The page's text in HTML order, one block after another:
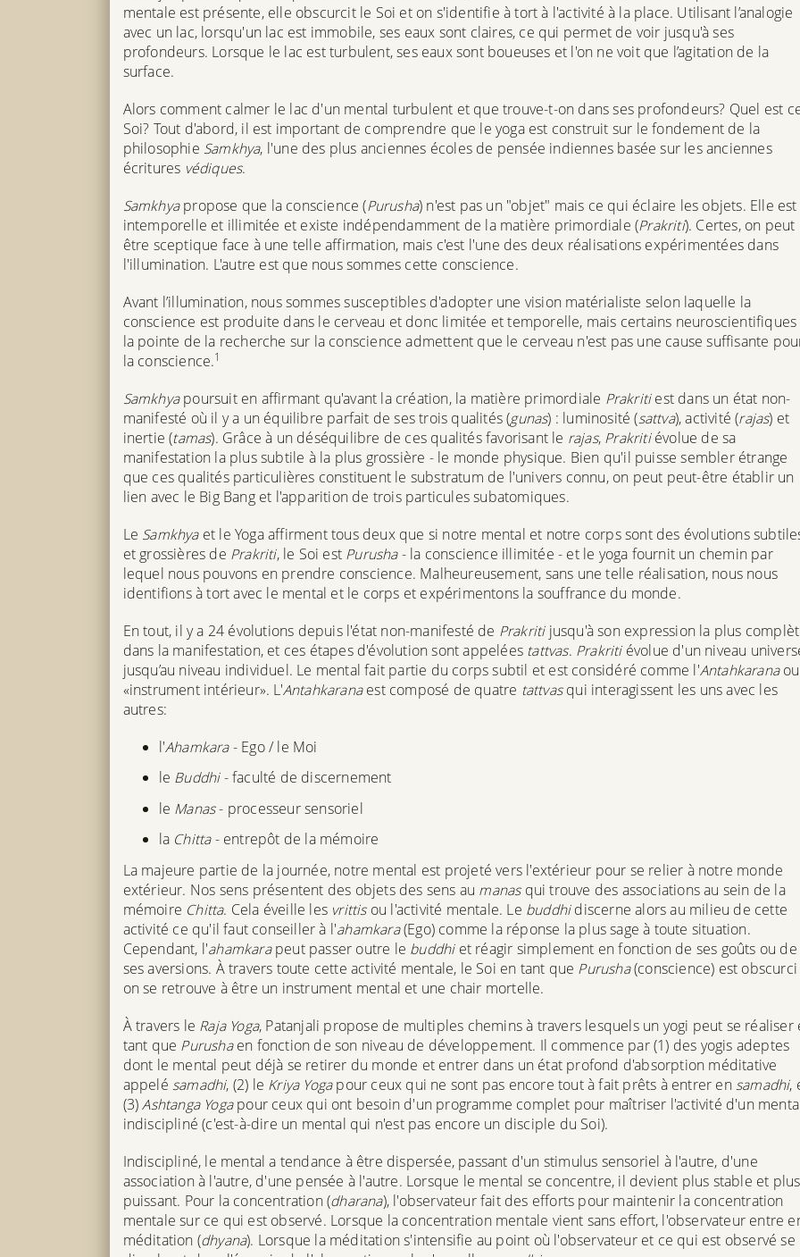
mentale est présente, elle obscurcit le Soi et on s'identifie à tort à l'activité à la place. Utilisant l’analogie
avec un lac, lorsqu'un lac est immobile, ses eaux sont claires, ce qui permet de voir jusqu'à ses
profondeurs. Lorsque le lac est turbulent, ses eaux sont boueuses et l'on ne voit que l’agitation de la
surface.
Alors comment calmer le lac d'un mental turbulent et que trouve-t-on dans ses profondeurs? Quel est
Soi? Tout d'abord, il est important de comprendre que le yoga est construit sur le fondement de la
philosophie Samkhya, l'une des plus anciennes écoles de pensée indiennes basée sur les anciennes
écritures védiques.
Samkhyapropose que la conscience (Purusha) n'est pas un "objet" mais ce qui éclaire les objets. Elle est
intemporelle et illimitée et existe indépendamment de la matière primordiale (Prakriti). Certes, on peut
être sceptique face à une telle affirmation, mais c'est l'une des deux réalisations expérimentées dans
l'illumination. L'autre est que nous sommes cette conscience.
Avant l’illumination, nous sommes susceptibles d'adopter une vision matérialiste selon laquelle la
conscience est produite dans le cerveau et donc limitée et temporelle, mais certains neuroscientifiques
la pointe de la recherche sur la conscience admettent que le cerveau n'est pas une cause suffisante
la conscience.1
Samkhyapoursuit en affirmant qu'avant la création, la matière primordiale Prakritiest dans un état non-
manifesté où il y a un équilibre parfait de ses trois qualités (gunas) : luminosité (sattva), activité (rajas) et
inertie (tamas). Grâce à un déséquilibre de ces qualités favorisant le rajas, Prakritiévolue de sa
manifestation la plus subtile à la plus grossière - le monde physique. Bien qu'il puisse sembler étrange
que ces qualités particulières constituent le substratum de l'univers connu, on peut peut-être établir un
lien avec le Big Bang et l'apparition de trois particules subatomiques.
Le Samkhyaet le Yoga affirment tous deux que si notre mental et notre corps sont des évolutions
et grossières de Prakriti, le Soi est Purusha- la conscience illimitée - et le yoga fournit un chemin par
lequel nous pouvons en prendre conscience. Malheureusement, sans une telle réalisation, nous nous
identifions à tort avec le mental et le corps et expérimentons la souffrance du monde.
En tout, il y a 24 évolutions depuis l'état non-manifesté de Prakritijusqu'à son expression la plus
dans la manifestation, et ces étapes d'évolution sont appelées tattvas. Prakritiévolue d'un niveau
jusqu’au niveau individuel. Le mental fait partie du corps subtil et est considéré comme l'Antahkaranaou
«instrument intérieur». L'Antahkaranaest composé de quatre tattvasqui interagissent les uns avec les
autres:
l'Ahamkara- Ego / le Moi
le Buddhi- faculté de discernement
le Manas- processeur sensoriel
la Chitta- entrepôt de la mémoire
La majeure partie de la journée, notre mental est projeté vers l'extérieur pour se relier à notre monde
extérieur. Nos sens présentent des objets des sens au manasqui trouve des associations au sein de la
mémoire Chitta. Cela éveille les vrittisou l'activité mentale. Le buddhidiscerne alors au milieu de cette
activité ce qu'il faut conseiller à l'ahamkara(Ego) comme la réponse la plus sage à toute situation.
Cependant, l'ahamkarapeut passer outre le buddhiet réagir simplement en fonction de ses goûts ou de
ses aversions. À travers toute cette activité mentale, le Soi en tant que Purusha(conscience) est
on se retrouve à être un instrument mental et une chair mortelle.
À travers le Raja Yoga, Patanjali propose de multiples chemins à travers lesquels un yogi peut se réaliser
tant que Purushaen fonction de son niveau de développement. Il commence par (1) des yogis adeptes
dont le mental peut déjà se retirer du monde et entrer dans un état profond d'absorption méditative
appelé samadhi, (2) le Kriya Yogapour ceux qui ne sont pas encore tout à fait prêts à entrer ensamadhi,
(3)Ashtanga Yogapour ceux qui ont besoin d'un programme complet pour maîtriser l'activité d'un
indiscipliné (c'est-à-dire un mental qui n'est pas encore un disciple du Soi).
Indiscipliné, le mental a tendance à être dispersée, passant d'un stimulus sensoriel à l'autre, d'une
association à l'autre, d'une pensée à l'autre. Lorsque le mental se concentre, il devient plus stable et plus
puissant. Pour la concentration (dharana), l'observateur fait des efforts pour maintenir la concentration
mentale sur ce qui est observé. Lorsque la concentration mentale vient sans effort, l'observateur entre
méditation (dhyana). Lorsque la méditation s'intensifie au point où l'observateur et ce qui est observé se